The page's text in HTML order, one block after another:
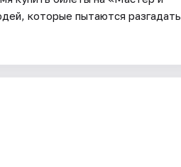
которые пытаются разгадать